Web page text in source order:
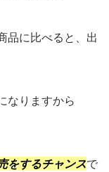
品に比べると、出
なりますから
をするチャンスで